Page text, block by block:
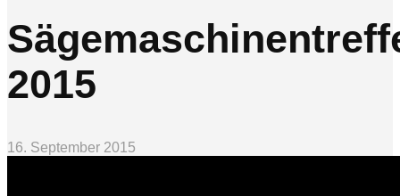
2015
16. September 2015